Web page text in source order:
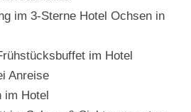
im 3-Sterne Hotel Ochsen in
im Hotel
Anreise
im Hotel